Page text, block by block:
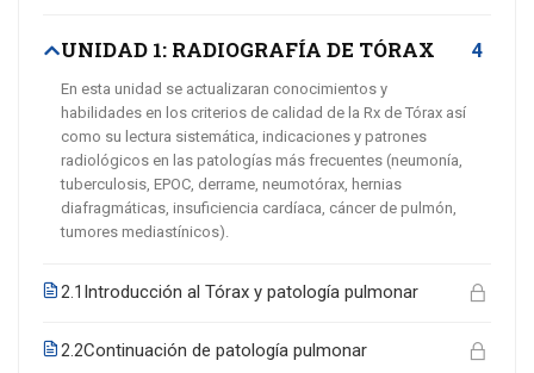
UNIDAD 1: RADIOGRAFÍA DE TÓRAX
En esta unidad se actualizaran conocimientos y
habilidades en los criterios de calidad de la Rx de Tórax así
como su lectura sistemática, indicaciones y patrones
radiológicos en las patologías más frecuentes (neumonía,
tuberculosis, EPOC, derrame, neumotórax, hernias
diafragmáticas, insuficiencia cardíaca, cáncer de pulmón,
tumores mediastínicos).
4
2.1 Introducción al Tórax y patología pulmonar
2.2Continuación de patología pulmonar